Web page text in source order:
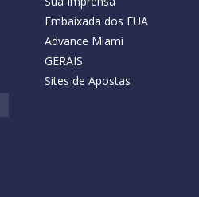
Embaixada dos EUA
Advance Miami
GERAIS
Sites de Apostas